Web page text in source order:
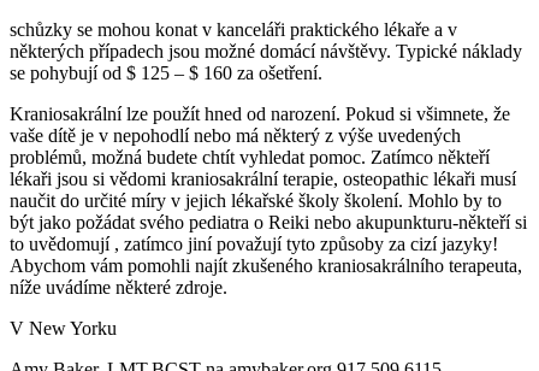
schůzky se mohou konat v kanceláři praktického lékaře a v
některých případech jsou možné domácí návštěvy. Typické náklady
se pohybují od $ 125 – $ 160 za ošetření.
Kraniosakrální lze použít hned od narození. Pokud si všimnete, že
vaše dítě je v nepohodlí nebo má některý z výše uvedených
problémů, možná budete chtít vyhledat pomoc. Zatímco někteří
lékaři jsou si vědomi kraniosakrální terapie, osteopathic lékaři musí
naučit do určité míry v jejich lékařské školy školení. Mohlo by to
být jako požádat svého pediatra o Reiki nebo akupunkturu-někteří si
to uvědomují , zatímco jiní považují tyto způsoby za cizí jazyky!
Abychom vám pomohli najít zkušeného kraniosakrálního terapeuta,
níže uvádíme některé zdroje.
V New Yorku